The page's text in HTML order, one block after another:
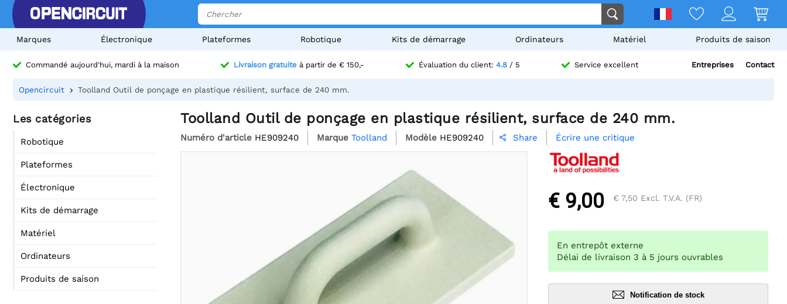
Marques Électronique Plateformes Robotique Kits de démarrage Ordinateurs Matériel Produits de saison
Commandé aujourd'hui, mardi à la maison Livraison gratuite à partir de € 150,- Évaluation du client: 4.8 / 5 Service excellent Entreprises Contact
Opencircuit Toolland Outil de ponçage en plastique résilient, surface de 240 mm.
Les catégories
Robotique
Plateformes
Électronique
Kits de démarrage
Matériel
Ordinateurs
Produits de saison
Toolland Outil de ponçage en plastique résilient, surface de 240 mm.
Numéro d'article HE909240 Marque Toolland Modèle HE909240  Share Écrire une critique
€ 9,00 € 7,50 Excl. T.V.A. (FR)
En entrepôt externe
Délai de livraison 3 à 5 jours ouvrables
Notification de stock